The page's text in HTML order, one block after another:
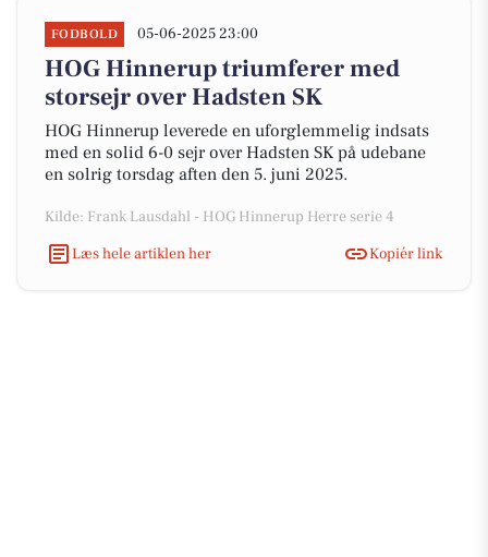
FODBOLD 05-06-2025 23:00
HOG Hinnerup triumferer med
storsejr over Hadsten SK
HOG Hinnerup leverede en uforglemmelig indsats
med en solid 6-0 sejr over Hadsten SK på udebane
en solrig torsdag aften den 5. juni 2025.
Kilde: Frank Lausdahl - HOG Hinnerup Herre serie 4
Læs hele artiklen her
Kopiér link